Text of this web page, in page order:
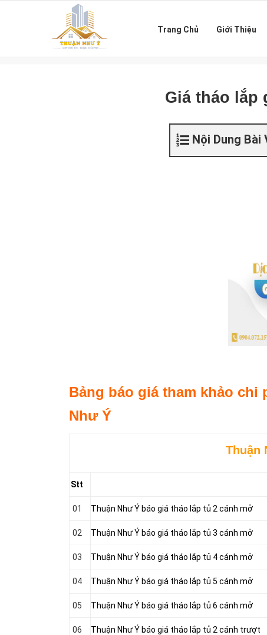
Trang Chủ Giới Thiệu
Giá tháo lắp
Nội Dung Bài
Bảng báo giá tham khảo
Như Ý
Thuận
Stt
01 Thuận Như Ý báo giá tháo lắp tủ 2 cánh mở
02 Thuận Như Ý báo giá tháo lắp tủ 3 cánh mở
03 Thuận Như Ý báo giá tháo lắp tủ 4 cánh mở
04 Thuận Như Ý báo giá tháo lắp tủ 5 cánh mở
05 Thuận Như Ý báo giá tháo lắp tủ 6 cánh mở
06 Thuận Như Ý báo giá tháo lắp tủ 2 cánh trượt